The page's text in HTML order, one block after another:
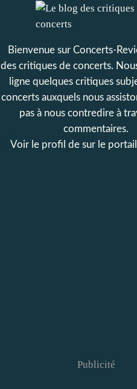
Bienvenue sur Concerts-
des critiques de concerts.
ligne quelques critiques
concerts auxquels nous
pas à nous contredire à
commentaires.
Voir le profil de sur le
Publicité